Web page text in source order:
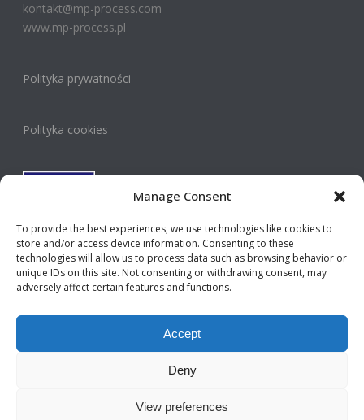
Manage Consent
To provide the best experiences, we use technologies like cookies to
store and/or access device information. Consenting to these
technologies will allow us to process data such as browsing behavior or
unique IDs on this site. Not consenting or withdrawing consent, may
adversely affect certain features and functions.
Accept
Deny
View preferences
kontakt@mp-process.com
www.mp-process.pl
Polityka prywatności
Polityka cookies
Privacy Policy
© MP Process 2026 | Wszelkie prawa zastrzeżone